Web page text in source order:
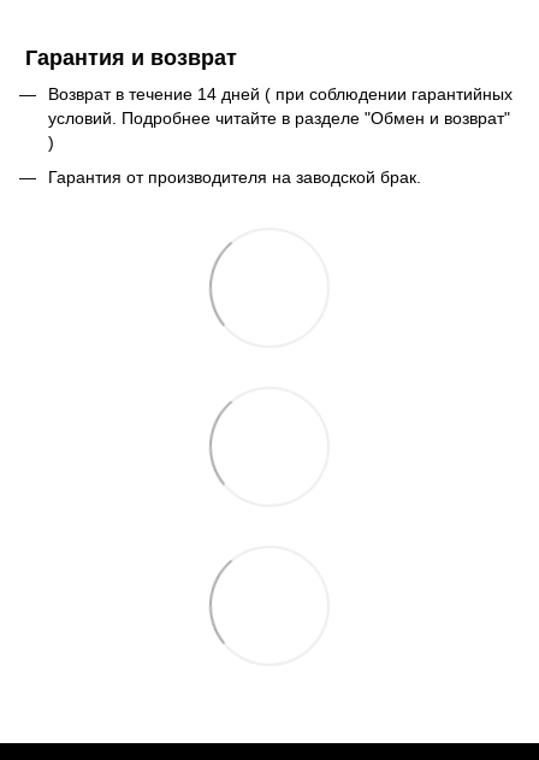
Гарантия и возврат
Возврат в течение 14 дней ( при соблюдении гарантийных
условий. Подробнее читайте в разделе "Обмен и возврат"
)
Гарантия от производителя на заводской брак.